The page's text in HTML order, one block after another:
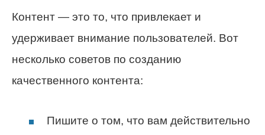
Контент — это то, что привлекает и
удерживает внимание пользователей. Вот
несколько советов по созданию
качественного контента:
Пишите о том, что вам действительно